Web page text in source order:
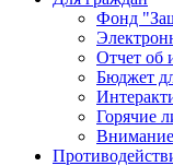
Фонд
Отчет об
Бюджет
Горячие